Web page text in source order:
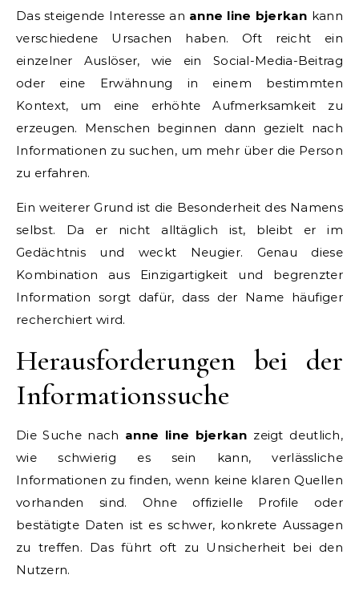
Das steigende Interesse an anne line bjerkan kann
verschiedene Ursachen haben. Oft reicht ein
einzelner Auslöser, wie ein Social-Media-Beitrag
oder eine Erwähnung in einem bestimmten
Kontext, um eine erhöhte Aufmerksamkeit zu
erzeugen. Menschen beginnen dann gezielt nach
Informationen zu suchen, um mehr über die Person
zu erfahren.
Ein weiterer Grund ist die Besonderheit des Namens
selbst. Da er nicht alltäglich ist, bleibt er im
Gedächtnis und weckt Neugier. Genau diese
Kombination aus Einzigartigkeit und begrenzter
Information sorgt dafür, dass der Name häufiger
recherchiert wird.
Herausforderungen bei der
Informationssuche
Die Suche nach anne line bjerkan zeigt deutlich,
wie schwierig es sein kann, verlässliche
Informationen zu finden, wenn keine klaren Quellen
vorhanden sind. Ohne offizielle Profile oder
bestätigte Daten ist es schwer, konkrete Aussagen
zu treffen. Das führt oft zu Unsicherheit bei den
Nutzern.